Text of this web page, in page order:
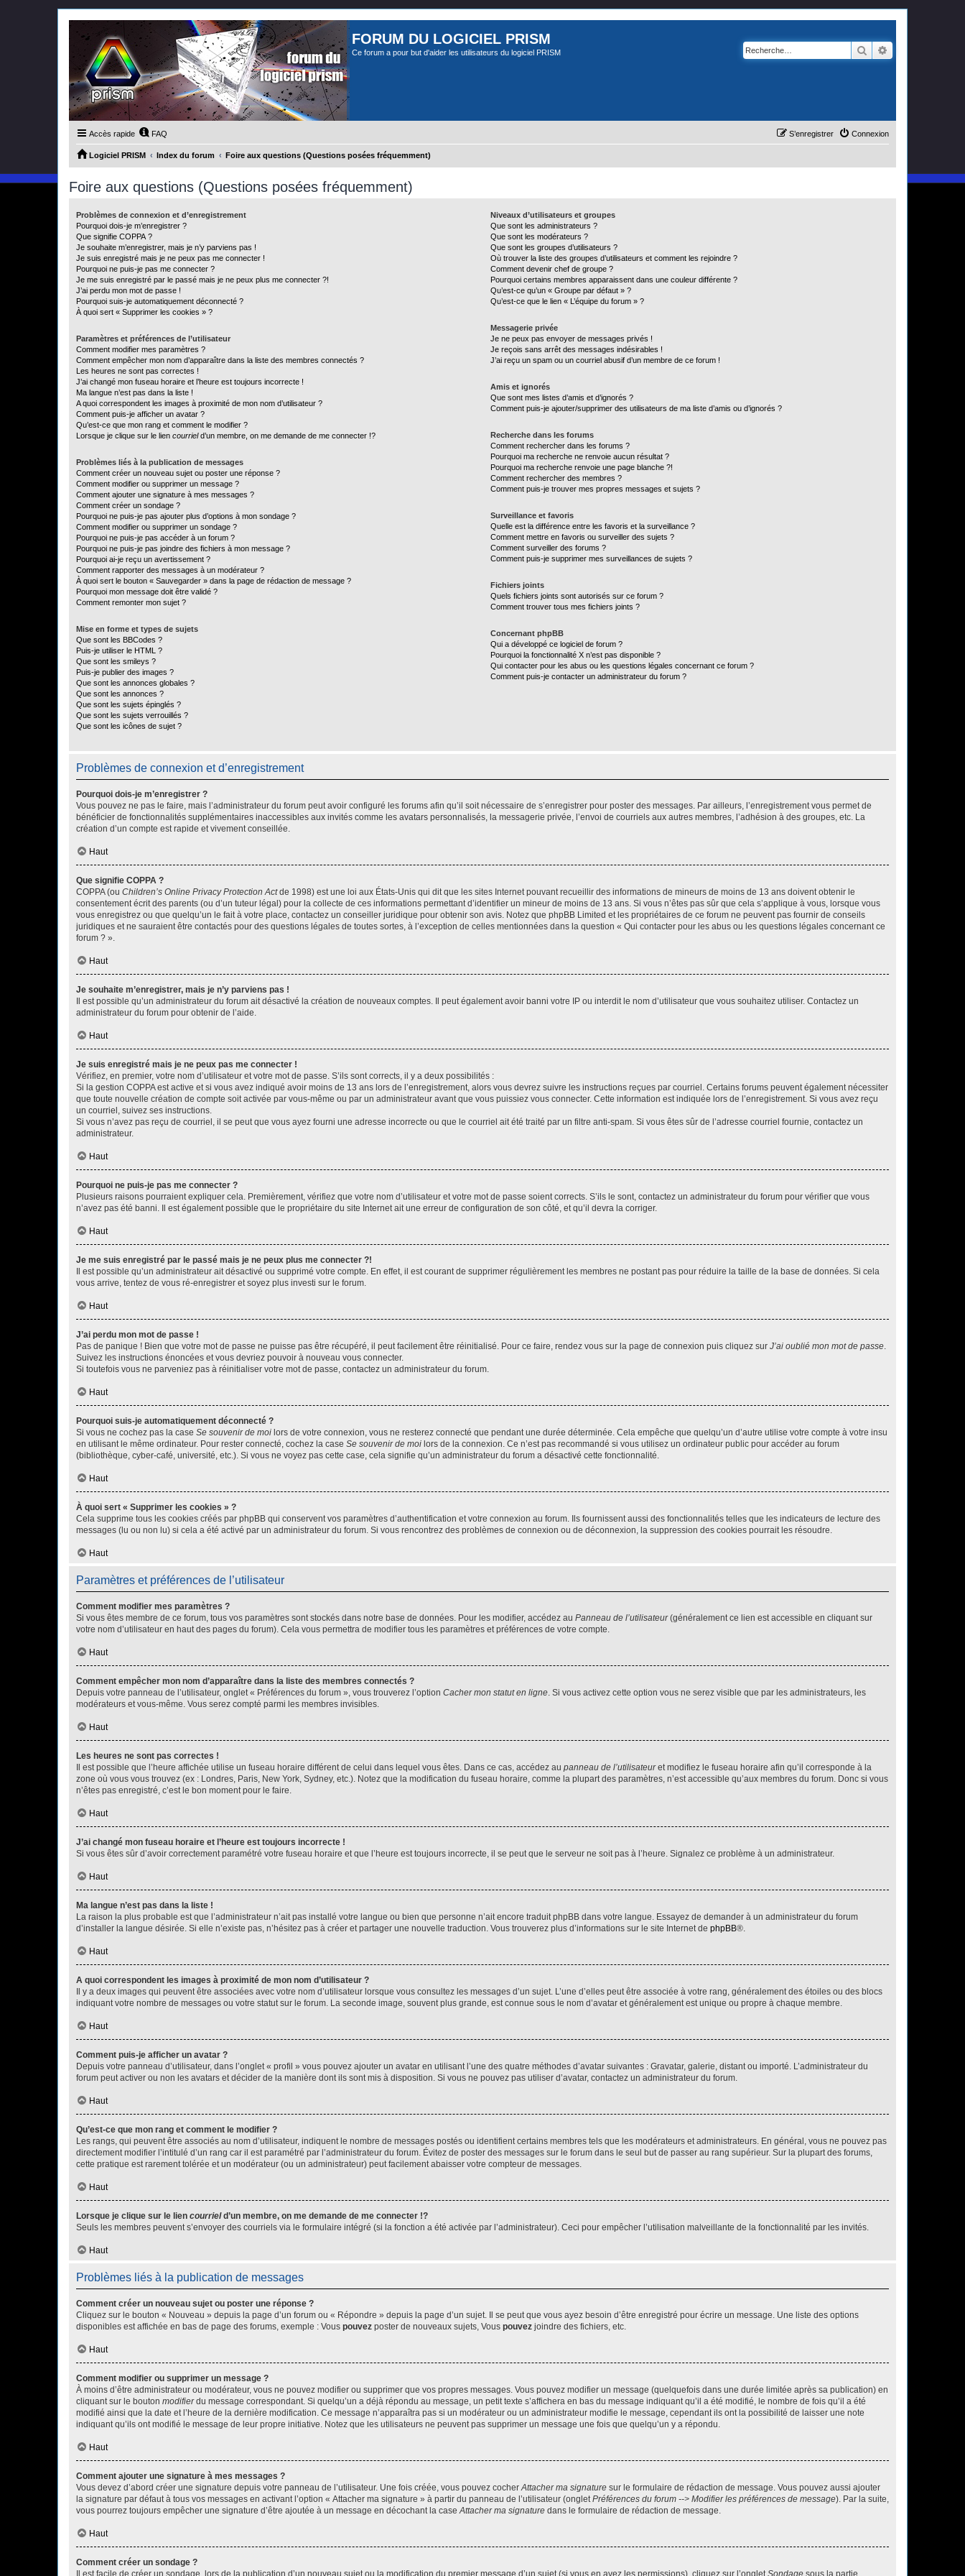
FORUM DU LOGICIEL PRISM
Ce forum a pour but d'aider les utilisateurs du logiciel PRISM Rechercher
Accès rapide FAQ Connexion
S’enregistrer
Logiciel PRISM Index du forum Foire aux questions (Questions posées fréquemment)
Foire aux questions (Questions posées fréquemment)
Problèmes de connexion et d’enregistrement
Pourquoi dois-je m’enregistrer ?
Que signifie COPPA ?
Je souhaite m’enregistrer, mais je n’y parviens pas !
Je suis enregistré mais je ne peux pas me connecter !
Pourquoi ne puis-je pas me connecter ?
Je me suis enregistré par le passé mais je ne peux plus me connecter ?!
J’ai perdu mon mot de passe !
Pourquoi suis-je automatiquement déconnecté ?
À quoi sert « Supprimer les cookies » ?
Paramètres et préférences de l’utilisateur
Comment modifier mes paramètres ?
Comment empêcher mon nom d’apparaître dans la liste des membres connectés ?
Les heures ne sont pas correctes !
J’ai changé mon fuseau horaire et l’heure est toujours incorrecte !
Ma langue n’est pas dans la liste !
A quoi correspondent les images à proximité de mon nom d’utilisateur ?
Comment puis-je afficher un avatar ?
Qu’est-ce que mon rang et comment le modifier ?
Lorsque je clique sur le lien courrield’un membre, on me demande de me connecter !?
Problèmes liés à la publication de messages
Comment créer un nouveau sujet ou poster une réponse ?
Comment modifier ou supprimer un message ?
Comment ajouter une signature à mes messages ?
Comment créer un sondage ?
Pourquoi ne puis-je pas ajouter plus d’options à mon sondage ?
Comment modifier ou supprimer un sondage ?
Pourquoi ne puis-je pas accéder à un forum ?
Pourquoi ne puis-je pas joindre des fichiers à mon message ?
Pourquoi ai-je reçu un avertissement ?
Comment rapporter des messages à un modérateur ?
À quoi sert le bouton « Sauvegarder » dans la page de rédaction de message ?
Pourquoi mon message doit être validé ?
Comment remonter mon sujet ?
Mise en forme et types de sujets
Que sont les BBCodes ?
Puis-je utiliser le HTML ?
Que sont les smileys ?
Puis-je publier des images ?
Que sont les annonces globales ?
Que sont les annonces ?
Que sont les sujets épinglés ?
Que sont les sujets verrouillés ?
Que sont les icônes de sujet ?
Niveaux d’utilisateurs et groupes
Que sont les administrateurs ?
Que sont les modérateurs ?
Que sont les groupes d’utilisateurs ?
Où trouver la liste des groupes d’utilisateurs et comment les rejoindre ?
Comment devenir chef de groupe ?
Pourquoi certains membres apparaissent dans une couleur différente ?
Qu’est-ce qu’un « Groupe par défaut » ?
Qu’est-ce que le lien « L’équipe du forum » ?
Messagerie privée
Je ne peux pas envoyer de messages privés !
Je reçois sans arrêt des messages indésirables !
J’ai reçu un spam ou un courriel abusif d’un membre de ce forum !
Amis et ignorés
Que sont mes listes d’amis et d’ignorés ?
Comment puis-je ajouter/supprimer des utilisateurs de ma liste d’amis ou d’ignorés ?
Recherche dans les forums
Comment rechercher dans les forums ?
Pourquoi ma recherche ne renvoie aucun résultat ?
Pourquoi ma recherche renvoie une page blanche ?!
Comment rechercher des membres ?
Comment puis-je trouver mes propres messages et sujets ?
Surveillance et favoris
Quelle est la différence entre les favoris et la surveillance ?
Comment mettre en favoris ou surveiller des sujets ?
Comment surveiller des forums ?
Comment puis-je supprimer mes surveillances de sujets ?
Fichiers joints
Quels fichiers joints sont autorisés sur ce forum ?
Comment trouver tous mes fichiers joints ?
Concernant phpBB
Qui a développé ce logiciel de forum ?
Pourquoi la fonctionnalité X n’est pas disponible ?
Qui contacter pour les abus ou les questions légales concernant ce forum ?
Comment puis-je contacter un administrateur du forum ?
Problèmes de connexion et d’enregistrement
Pourquoi dois-je m’enregistrer ?
Vous pouvez ne pas le faire, mais l’administrateur du forum peut avoir configuré les forums afin qu’il soit nécessaire de s’enregistrer pour poster des messages. Par ailleurs, l’enregistrement vous permet de
bénéficier de fonctionnalités supplémentaires inaccessibles aux invités comme les avatars personnalisés, la messagerie privée, l’envoi de courriels aux autres membres, l’adhésion à des groupes, etc. La
création d’un compte est rapide et vivement conseillée.
Haut
Que signifie COPPA ?
COPPA (ou Children’s Online Privacy Protection Actde 1998) est une loi aux États-Unis qui dit que les sites Internet pouvant recueillir des informations de mineurs de moins de 13 ans doivent obtenir le
consentement écrit des parents (ou d’un tuteur légal) pour la collecte de ces informations permettant d’identifier un mineur de moins de 13 ans. Si vous n’êtes pas sûr que cela s’applique à vous, lorsque vous
vous enregistrez ou que quelqu’un le fait à votre place, contactez un conseiller juridique pour obtenir son avis. Notez que phpBB Limited et les propriétaires de ce forum ne peuvent pas fournir de conseils
juridiques et ne sauraient être contactés pour des questions légales de toutes sortes, à l’exception de celles mentionnées dans la question « Qui contacter pour les abus ou les questions légales concernant ce
forum ? ».
Haut
Je souhaite m’enregistrer, mais je n’y parviens pas !
Il est possible qu’un administrateur du forum ait désactivé la création de nouveaux comptes. Il peut également avoir banni votre IP ou interdit le nom d’utilisateur que vous souhaitez utiliser. Contactez un
administrateur du forum pour obtenir de l’aide.
Haut
Je suis enregistré mais je ne peux pas me connecter !
Vérifiez, en premier, votre nom d’utilisateur et votre mot de passe. S’ils sont corrects, il y a deux possibilités :
Si la gestion COPPA est active et si vous avez indiqué avoir moins de 13 ans lors de l’enregistrement, alors vous devrez suivre les instructions reçues par courriel. Certains forums peuvent également nécessiter
que toute nouvelle création de compte soit activée par vous-même ou par un administrateur avant que vous puissiez vous connecter. Cette information est indiquée lors de l’enregistrement. Si vous avez reçu
un courriel, suivez ses instructions.
Si vous n’avez pas reçu de courriel, il se peut que vous ayez fourni une adresse incorrecte ou que le courriel ait été traité par un filtre anti-spam. Si vous êtes sûr de l’adresse courriel fournie, contactez un
administrateur.
Haut
Pourquoi ne puis-je pas me connecter ?
Plusieurs raisons pourraient expliquer cela. Premièrement, vérifiez que votre nom d’utilisateur et votre mot de passe soient corrects. S’ils le sont, contactez un administrateur du forum pour vérifier que vous
n’avez pas été banni. Il est également possible que le propriétaire du site Internet ait une erreur de configuration de son côté, et qu’il devra la corriger.
Haut
Je me suis enregistré par le passé mais je ne peux plus me connecter ?!
Il est possible qu’un administrateur ait désactivé ou supprimé votre compte. En effet, il est courant de supprimer régulièrement les membres ne postant pas pour réduire la taille de la base de données. Si cela
vous arrive, tentez de vous ré-enregistrer et soyez plus investi sur le forum.
Haut
J’ai perdu mon mot de passe !
Pas de panique ! Bien que votre mot de passe ne puisse pas être récupéré, il peut facilement être réinitialisé. Pour ce faire, rendez vous sur la page de connexion puis cliquez sur J’ai oublié mon mot de passe.
Suivez les instructions énoncées et vous devriez pouvoir à nouveau vous connecter.
Si toutefois vous ne parveniez pas à réinitialiser votre mot de passe, contactez un administrateur du forum.
Haut
Pourquoi suis-je automatiquement déconnecté ?
Si vous ne cochez pas la case Se souvenir de moi lors de votre connexion, vous ne resterez connecté que pendant une durée déterminée. Cela empêche que quelqu’un d’autre utilise votre compte à votre insu
en utilisant le même ordinateur. Pour rester connecté, cochez la case Se souvenir de moi lors de la connexion. Ce n’est pas recommandé si vous utilisez un ordinateur public pour accéder au forum
(bibliothèque, cyber-café, université, etc.). Si vous ne voyez pas cette case, cela signifie qu’un administrateur du forum a désactivé cette fonctionnalité.
Haut
À quoi sert « Supprimer les cookies » ?
Cela supprime tous les cookies créés par phpBB qui conservent vos paramètres d’authentification et votre connexion au forum. Ils fournissent aussi des fonctionnalités telles que les indicateurs de lecture des
messages (lu ou non lu) si cela a été activé par un administrateur du forum. Si vous rencontrez des problèmes de connexion ou de déconnexion, la suppression des cookies pourrait les résoudre.
Haut
Paramètres et préférences de l’utilisateur
Comment modifier mes paramètres ?
Si vous êtes membre de ce forum, tous vos paramètres sont stockés dans notre base de données. Pour les modifier, accédez au Panneau de l’utilisateur(généralement ce lien est accessible en cliquant sur
votre nom d’utilisateur en haut des pages du forum). Cela vous permettra de modifier tous les paramètres et préférences de votre compte.
Haut
Comment empêcher mon nom d’apparaître dans la liste des membres connectés ?
Depuis votre panneau de l’utilisateur, onglet « Préférences du forum », vous trouverez l’option Cacher mon statut en ligne. Si vous activez cette option vous ne serez visible que par les administrateurs, les
modérateurs et vous-même. Vous serez compté parmi les membres invisibles.
Haut
Les heures ne sont pas correctes !
Il est possible que l’heure affichée utilise un fuseau horaire différent de celui dans lequel vous êtes. Dans ce cas, accédez au panneau de l’utilisateuret modifiez le fuseau horaire afin qu’il corresponde à la
zone où vous vous trouvez (ex : Londres, Paris, New York, Sydney, etc.). Notez que la modification du fuseau horaire, comme la plupart des paramètres, n’est accessible qu’aux membres du forum. Donc si vous
n’êtes pas enregistré, c’est le bon moment pour le faire.
Haut
J’ai changé mon fuseau horaire et l’heure est toujours incorrecte !
Si vous êtes sûr d’avoir correctement paramétré votre fuseau horaire et que l’heure est toujours incorrecte, il se peut que le serveur ne soit pas à l’heure. Signalez ce problème à un administrateur.
Haut
Ma langue n’est pas dans la liste !
La raison la plus probable est que l’administrateur n’ait pas installé votre langue ou bien que personne n’ait encore traduit phpBB dans votre langue. Essayez de demander à un administrateur du forum
d’installer la langue désirée. Si elle n’existe pas, n’hésitez pas à créer et partager une nouvelle traduction. Vous trouverez plus d’informations sur le site Internet de phpBB®.
Haut
A quoi correspondent les images à proximité de mon nom d’utilisateur ?
Il y a deux images qui peuvent être associées avec votre nom d’utilisateur lorsque vous consultez les messages d’un sujet. L’une d’elles peut être associée à votre rang, généralement des étoiles ou des blocs
indiquant votre nombre de messages ou votre statut sur le forum. La seconde image, souvent plus grande, est connue sous le nom d’avatar et généralement est unique ou propre à chaque membre.
Haut
Comment puis-je afficher un avatar ?
Depuis votre panneau d’utilisateur, dans l’onglet « profil » vous pouvez ajouter un avatar en utilisant l’une des quatre méthodes d’avatar suivantes : Gravatar, galerie, distant ou importé. L’administrateur du
forum peut activer ou non les avatars et décider de la manière dont ils sont mis à disposition. Si vous ne pouvez pas utiliser d’avatar, contactez un administrateur du forum.
Haut
Qu’est-ce que mon rang et comment le modifier ?
Les rangs, qui peuvent être associés au nom d’utilisateur, indiquent le nombre de messages postés ou identifient certains membres tels que les modérateurs et administrateurs. En général, vous ne pouvez pas
directement modifier l’intitulé d’un rang car il est paramétré par l’administrateur du forum. Évitez de poster des messages sur le forum dans le seul but de passer au rang supérieur. Sur la plupart des forums,
cette pratique est rarement tolérée et un modérateur (ou un administrateur) peut facilement abaisser votre compteur de messages.
Haut
Lorsque je clique sur le lien courrield’un membre, on me demande de me connecter !?
Seuls les membres peuvent s’envoyer des courriels via le formulaire intégré (si la fonction a été activée par l’administrateur). Ceci pour empêcher l’utilisation malveillante de la fonctionnalité par les invités.
Haut
Problèmes liés à la publication de messages
Comment créer un nouveau sujet ou poster une réponse ?
Cliquez sur le bouton « Nouveau » depuis la page d’un forum ou « Répondre » depuis la page d’un sujet. Il se peut que vous ayez besoin d’être enregistré pour écrire un message. Une liste des options
disponibles est affichée en bas de page des forums, exemple : Vous pouvez poster de nouveaux sujets, Vous pouvez joindre des fichiers, etc.
Haut
Comment modifier ou supprimer un message ?
À moins d’être administrateur ou modérateur, vous ne pouvez modifier ou supprimer que vos propres messages. Vous pouvez modifier un message (quelquefois dans une durée limitée après sa publication) en
cliquant sur le bouton modifierdu message correspondant. Si quelqu’un a déjà répondu au message, un petit texte s’affichera en bas du message indiquant qu’il a été modifié, le nombre de fois qu’il a été
modifié ainsi que la date et l’heure de la dernière modification. Ce message n’apparaîtra pas si un modérateur ou un administrateur modifie le message, cependant ils ont la possibilité de laisser une note
indiquant qu’ils ont modifié le message de leur propre initiative. Notez que les utilisateurs ne peuvent pas supprimer un message une fois que quelqu’un y a répondu.
Haut
Comment ajouter une signature à mes messages ?
Vous devez d’abord créer une signature depuis votre panneau de l’utilisateur. Une fois créée, vous pouvez cocherAttacher ma signature sur le formulaire de rédaction de message. Vous pouvez aussi ajouter
la signature par défaut à tous vos messages en activant l’option « Attacher ma signature » à partir du panneau de l’utilisateur (ongletPréférences du forum --> Modifier les préférences de message). Par la suite,
vous pourrez toujours empêcher une signature d’être ajoutée à un message en décochant la caseAttacher ma signature dans le formulaire de rédaction de message.
Haut
Comment créer un sondage ?
Il est facile de créer un sondage, lors de la publication d’un nouveau sujet ou la modification du premier message d’un sujet (si vous en avez les permissions), cliquez sur l’onglet Sondage sous la partie